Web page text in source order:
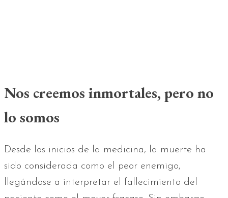
Nos creemos inmortales, pero no
lo somos
Desde los inicios de la medicina, la muerte ha
sido considerada como el peor enemigo,
llegándose a interpretar el fallecimiento del